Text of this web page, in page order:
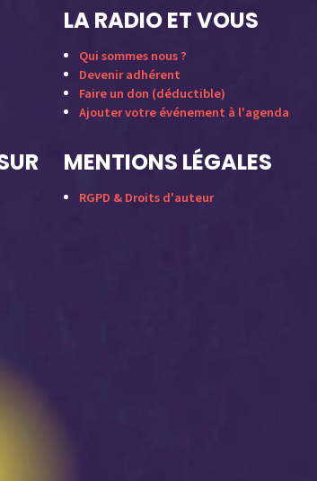
LA RADIO ET VOUS
Qui sommes nous ?
Devenir adhérent
Faire un don (déductible)
Ajouter votre événement à l'agenda
MENTIONS LÉGALES
RGPD & Droits d'auteur